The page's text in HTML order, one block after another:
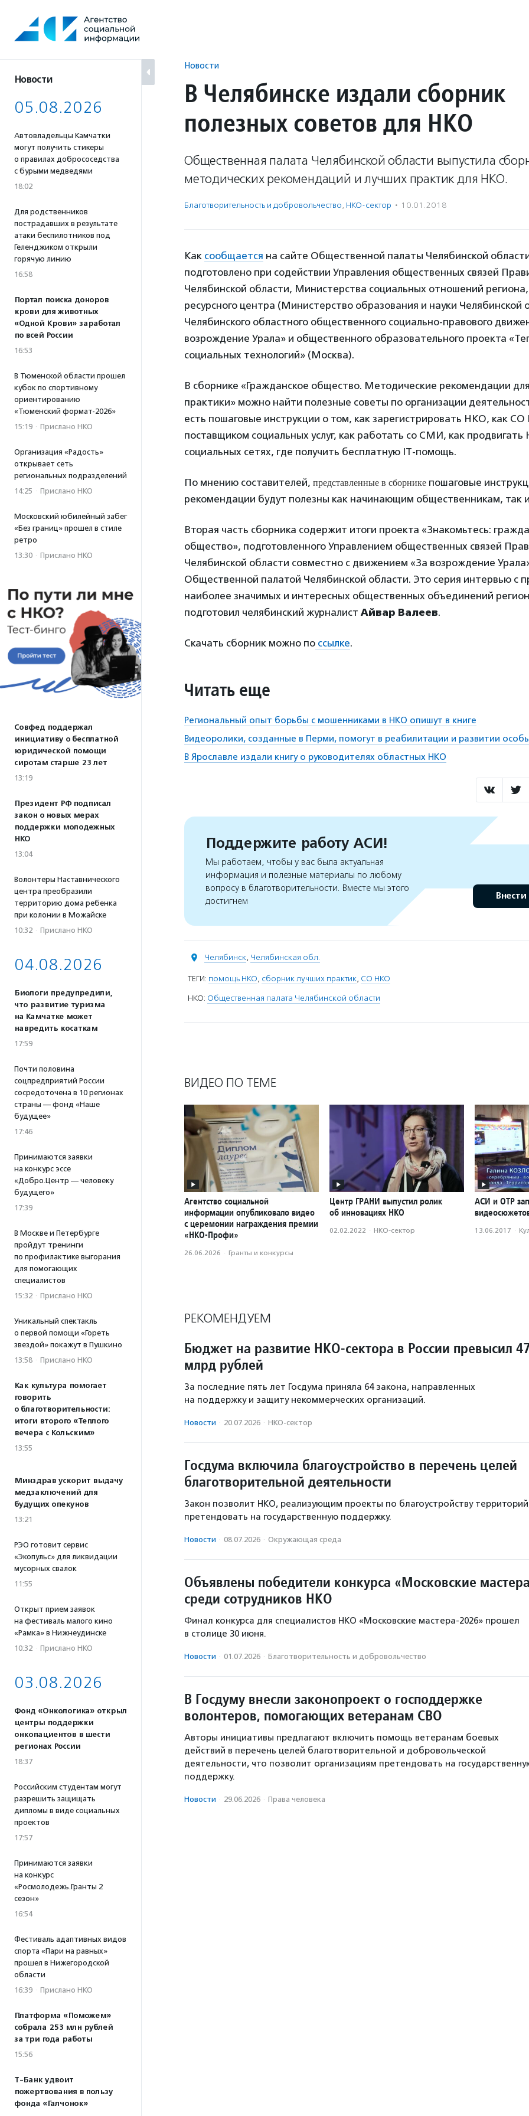
содержанию
Новости
05.08.2026
Автовладельцы Камчатки
могут получить стикеры
о правилах добрососедства
с бурыми медведями
18:02
Для родственников
пострадавших в результате
атаки беспилотников под
Геленджиком открыли
горячую линию
16:58
Портал поиска доноров
крови для животных
«Одной Крови» заработал
по всей России
16:53
В Тюменской области прошел
кубок по спортивному
ориентированию
«Тюменский формат-2026»
15:19 · Прислано НКО
Организация «Радость»
открывает сеть
региональных подразделений
14:25 · Прислано НКО
Московский юбилейный забег
«Без границ» прошел в стиле
ретро
13:30 · Прислано НКО
Совфед поддержал
инициативу о бесплатной
юридической помощи
сиротам старше 23 лет
13:19
Президент РФ подписал
закон о новых мерах
поддержки молодежных
НКО
13:04
Волонтеры Наставнического
центра преобразили
территорию дома ребенка
при колонии в Можайске
10:32 · Прислано НКО
04.08.2026
Биологи предупредили,
что развитие туризма
на Камчатке может
навредить косаткам
17:59
Почти половина
соцпредприятий России
сосредоточена в 10 регионах
страны — фонд «Наше
будущее»
17:46
Принимаются заявки
на конкурс эссе
«Добро.Центр — человеку
будущего»
17:39
В Москве и Петербурге
пройдут тренинги
по профилактике выгорания
для помогающих
специалистов
15:32 · Прислано НКО
Уникальный спектакль
о первой помощи «Гореть
звездой» покажут в Пушкино
13:58 · Прислано НКО
Как культура помогает
говорить
о благотворительности:
итоги второго «Теплого
вечера с Кольским»
13:55
Минздрав ускорит выдачу
медзаключений для
будущих опекунов
13:21
РЭО готовит сервис
«Экопульс» для ликвидации
мусорных свалок
11:55
Открыт прием заявок
на фестиваль малого кино
«Рамка» в Нижнеудинске
10:32 · Прислано НКО
03.08.2026
Фонд «Онкологика» открыл
центры поддержки
онкопациентов в шести
регионах России
18:37
Российским студентам могут
разрешить защищать
дипломы в виде социальных
проектов
17:57
Принимаются заявки
на конкурс
«Росмолодежь.Гранты 2
сезон»
16:54
Фестиваль адаптивных видов
спорта «Пари на равных»
прошел в Нижегородской
области
16:39 · Прислано НКО
Платформа «Поможем»
собрала 253 млн рублей
за три года работы
15:56
Т-Банк удвоит
пожертвования в пользу
фонда «Галчонок»
Новости
В Челябинске издали сборник
полезных советов для НКО
Общественная палата Челябинской области выпустила
методических рекомендаций и лучших практик для НКО.
Благотвори­тель­ность и доброволь­чест­во, НКО-сектор · 10.01.2018
Как сообщается на сайте Общественной палаты Челябинской
подготовлено при содействии Управления общественных связей
Челябинской области, Министерства социальных отношений
ресурсного центра (Министерство образования и науки Челябинской
Челябинского областного общественного социально-правового
возрождение Урала» и общественного образовательного проекта
социальных технологий» (Москва).
В сборнике «Гражданское общество. Методические рекомендации
практики» можно найти полезные советы по организации
есть пошаговые инструкции о том, как зарегистрировать НКО, как
поставщиком социальных услуг, как работать со СМИ, как продвигать
социальных сетях, где получить бесплатную IT-помощь.
По мнению составителей, представленные в сборнике пошаговые
рекомендации будут полезны как начинающим общественникам, так
Вторая часть сборника содержит итоги проекта «Знакомьтесь:
общество», подготовленного Управлением общественных связей
Челябинской области совместно с движением «За возрождение
Общественной палатой Челябинской области. Это серия интервью с
наиболее значимых и интересных общественных объединений
подготовил челябинский журналист Айвар Валеев.
Скачать сборник можно по ссылке.
Читать еще
Региональный опыт борьбы с мошенниками в НКО опишут в книге
Видеоролики, созданные в Перми, помогут в реабилитации и развитии
В Ярославле издали книгу о руководителях областных НКО
Поддержите работу АСИ!
Мы работаем, чтобы у вас была актуальная
информация и полезные материалы по любому
вопросу в благотворительности. Вместе мы этого
достигнем
Внести
Челябинск, Челябинская обл.
ТЕГИ: помощь НКО, сборник лучших практик, СО НКО
НКО: Общественная палата Челябинской области
ВИДЕО ПО ТЕМЕ
Агентство социальной
информации опубликовало видео
с церемонии награждения премии
«НКО-Профи»
26.06.2026 · Гранты и конкурсы
Центр ГРАНИ выпустил ролик
об инновациях НКО
02.02.2022 · НКО-сектор
АСИ и ОТР
13.06.2017 ·
РЕКОМЕНДУЕМ
Бюджет на развитие НКО-сектора в России превысил
млрд рублей
За последние пять лет Госдума приняла 64 закона, направленных
на поддержку и защиту некоммерческих организаций.
Новости · 20.07.2026 · НКО-сектор
Госдума включила благоустройство в перечень целей
благотворительной деятельности
Закон позволит НКО, реализующим проекты по благоустройству
претендовать на государственную поддержку.
Новости · 08.07.2026 · Окружающая среда
Объявлены победители конкурса «Московские
среди сотрудников НКО
Финал конкурса для специалистов НКО «Московские мастера-2026» прошел
в столице 30 июня.
Новости · 01.07.2026 · Благотвори­тель­ность и доброволь­чест­во
В Госдуму внесли законопроект о господдержке
волонтеров, помогающих ветеранам СВО
Авторы инициативы предлагают включить помощь ветеранам боевых
действий в перечень целей благотворительной и добровольческой
деятельности, что позволит организациям претендовать на
поддержку.
Новости · 29.06.2026 · Права человека